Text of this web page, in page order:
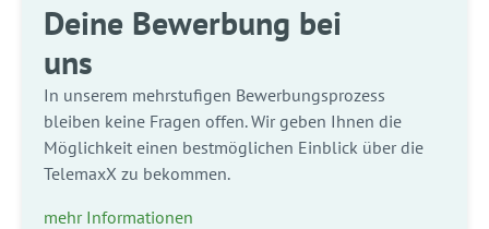
Deine Bewerbung bei
uns
In unserem mehrstufigen Bewerbungsprozess
bleiben keine Fragen offen. Wir geben Ihnen die
Möglichkeit einen bestmöglichen Einblick über die
TelemaxX zu bekommen.
mehr Informationen